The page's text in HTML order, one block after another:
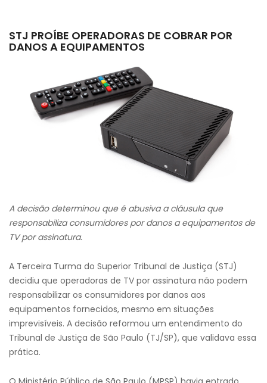
STJ PROÍBE OPERADORAS DE COBRAR POR
DANOS A EQUIPAMENTOS
A decisão determinou que é abusiva a cláusula que
responsabiliza consumidores por danos a equipamentos de
TV por assinatura.
A Terceira Turma do Superior Tribunal de Justiça (STJ)
decidiu que operadoras de TV por assinatura não podem
responsabilizar os consumidores por danos aos
equipamentos fornecidos, mesmo em situações
imprevisíveis. A decisão reformou um entendimento do
Tribunal de Justiça de São Paulo (TJ/SP), que validava essa
prática.